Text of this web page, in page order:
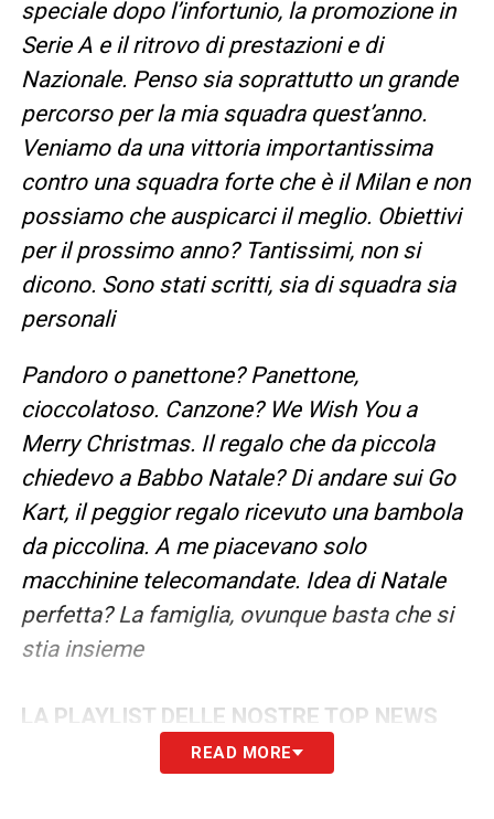
speciale dopo l’infortunio, la promozione in
Serie A e il ritrovo di prestazioni e di
Nazionale. Penso sia soprattutto un grande
percorso per la mia squadra quest’anno.
Veniamo da una vittoria importantissima
contro una squadra forte che è il Milan e non
possiamo che auspicarci il meglio. Obiettivi
per il prossimo anno? Tantissimi, non si
dicono. Sono stati scritti, sia di squadra sia
personali
Pandoro o panettone? Panettone,
cioccolatoso. Canzone? We Wish You a
Merry Christmas. Il regalo che da piccola
chiedevo a Babbo Natale? Di andare sui Go
Kart, il peggior regalo ricevuto una bambola
da piccolina. A me piacevano solo
macchinine telecomandate. Idea di Natale
perfetta? La famiglia, ovunque basta che si
stia insieme
LA PLAYLIST DELLE NOSTRE TOP NEWS
READ MORE